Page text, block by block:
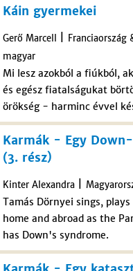
Káin gyermekei
Gerő Marcell
Franciaország
magyar
Mi lesz azokból a fiúkból,
és egész fiatalságukat
örökség - harminc évvel
Karmák - Egy
(3. rész)
Kinter Alexandra
Tamás Dörnyei sings,
home and abroad as the
has Down's syndrome.